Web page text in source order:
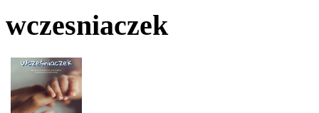
wczesniaczek